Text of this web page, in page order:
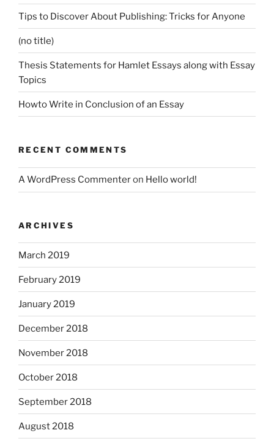
Tips to Discover About Publishing: Tricks for Anyone
(no title)
Thesis Statements for Hamlet Essays along with Essay
Topics
Howto Write in Conclusion of an Essay
RECENT COMMENTS
A WordPress Commenteron Hello world!
ARCHIVES
March 2019
February 2019
January 2019
December 2018
November 2018
October 2018
September 2018
August 2018